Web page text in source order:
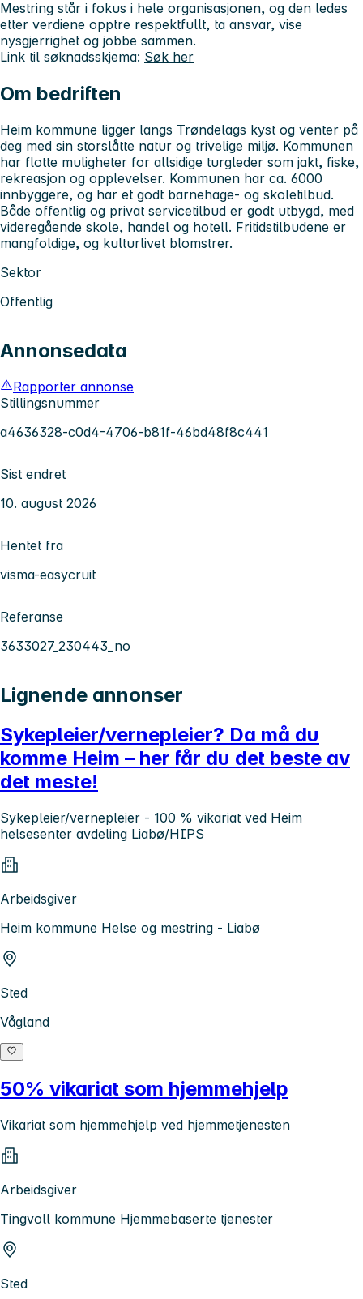
Mestring står i fokus i hele organisasjonen, og den ledes
etter verdiene opptre respektfullt, ta ansvar, vise
nysgjerrighet og jobbe sammen.
Link til søknadsskjema: Søk her
Om bedriften
Heim kommune ligger langs Trøndelags kyst og venter på
deg med sin storslåtte natur og trivelige miljø. Kommunen
har flotte muligheter for allsidige turgleder som jakt, fiske,
rekreasjon og opplevelser. Kommunen har ca. 6000
innbyggere, og har et godt barnehage- og skoletilbud.
Både offentlig og privat servicetilbud er godt utbygd, med
videregående skole, handel og hotell. Fritidstilbudene er
mangfoldige, og kulturlivet blomstrer.
Sektor
Offentlig
Annonsedata
Rapporter annonse
Stillingsnummer
a4636328-c0d4-4706-b81f-46bd48f8c441
Sist endret
10. august 2026
Hentet fra
visma-easycruit
Referanse
3633027_230443_no
Lignende annonser
Sykepleier/vernepleier? Da må du
komme Heim – her får du det beste av
det meste!
Sykepleier/vernepleier - 100 % vikariat ved Heim
helsesenter avdeling Liabø/HIPS
Arbeidsgiver
Heim kommune Helse og mestring - Liabø
Sted
Vågland
50% vikariat som hjemmehjelp
Vikariat som hjemmehjelp ved hjemmetjenesten
Arbeidsgiver
Tingvoll kommune Hjemmebaserte tjenester
Sted